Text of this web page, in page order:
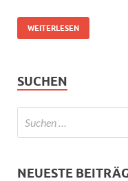
WEITERLESEN
SUCHEN
NEUESTE